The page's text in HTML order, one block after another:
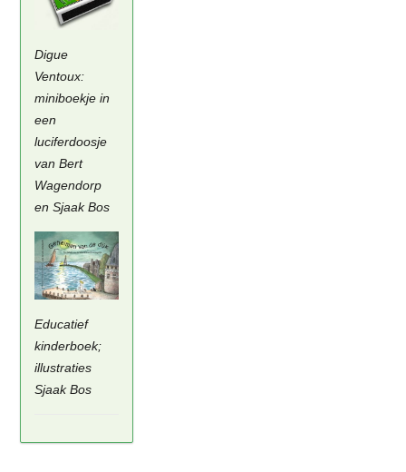
Digue
Ventoux:
miniboekje in
een
luciferdoosje
van Bert
Wagendorp
en Sjaak Bos
Educatief
kinderboek;
illustraties
Sjaak Bos